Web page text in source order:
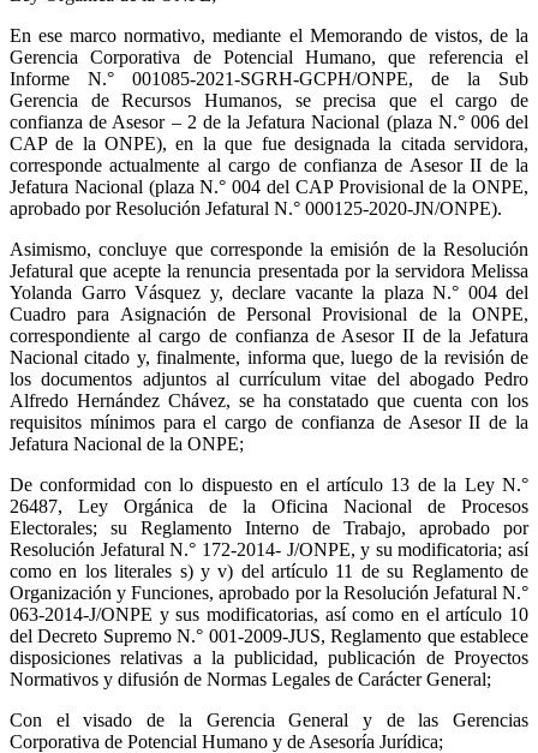
En ese marco normativo, mediante el Memorando de vistos, de la
Gerencia Corporativa de Potencial Humano, que referencia el
Informe N.° 001085-2021-SGRH-GCPH/ONPE, de la Sub
Gerencia de Recursos Humanos, se precisa que el cargo de
confianza de Asesor – 2 de la Jefatura Nacional (plaza N.° 006 del
CAP de la ONPE), en la que fue designada la citada servidora,
corresponde actualmente al cargo de confianza de Asesor II de la
Jefatura Nacional (plaza N.° 004 del CAP Provisional de la ONPE,
aprobado por Resolución Jefatural N.° 000125-2020-JN/ONPE).
Asimismo, concluye que corresponde la emisión de la Resolución
Jefatural que acepte la renuncia presentada por la servidora Melissa
Yolanda Garro Vásquez y, declare vacante la plaza N.° 004 del
Cuadro para Asignación de Personal Provisional de la ONPE,
correspondiente al cargo de confianza de Asesor II de la Jefatura
Nacional citado y, finalmente, informa que, luego de la revisión de
los documentos adjuntos al currículum vitae del abogado Pedro
Alfredo Hernández Chávez, se ha constatado que cuenta con los
requisitos mínimos para el cargo de confianza de Asesor II de la
Jefatura Nacional de la ONPE;
De conformidad con lo dispuesto en el artículo 13 de la Ley N.°
26487, Ley Orgánica de la Oficina Nacional de Procesos
Electorales; su Reglamento Interno de Trabajo, aprobado por
Resolución Jefatural N.° 172-2014- J/ONPE, y su modificatoria; así
como en los literales s) y v) del artículo 11 de su Reglamento de
Organización y Funciones, aprobado por la Resolución Jefatural N.°
063-2014-J/ONPE y sus modificatorias, así como en el artículo 10
del Decreto Supremo N.° 001-2009-JUS, Reglamento que establece
disposiciones relativas a la publicidad, publicación de Proyectos
Normativos y difusión de Normas Legales de Carácter General;
Con el visado de la Gerencia General y de las Gerencias
Corporativa de Potencial Humano y de Asesoría Jurídica;